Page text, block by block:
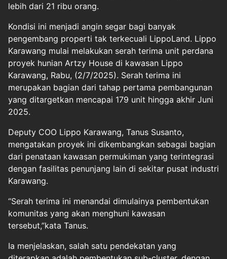
lebih dari 21 ribu orang.
Kondisi ini menjadi angin segar bagi banyak
pengembang properti tak terkecuali LippoLand. Lippo
Karawang mulai melakukan serah terima unit perdana
proyek hunian Artzy House di kawasan Lippo
Karawang, Rabu, (2/7/2025). Serah terima ini
merupakan bagian dari tahap pertama pembangunan
yang ditargetkan mencapai 179 unit hingga akhir Juni
2025.
Deputy COO Lippo Karawang, Tanus Susanto,
mengatakan proyek ini dikembangkan sebagai bagian
dari penataan kawasan permukiman yang terintegrasi
dengan fasilitas penunjang lain di sekitar pusat industri
Karawang.
“Serah terima ini menandai dimulainya pembentukan
komunitas yang akan menghuni kawasan
tersebut,”kata Tanus.
Ia menjelaskan, salah satu pendekatan yang